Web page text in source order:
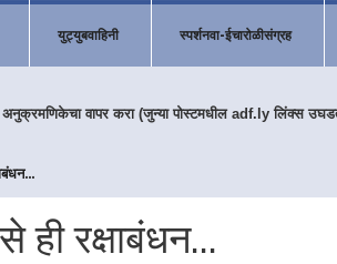
युट्युबवाहिनी स्पर्शनवा-ईचारोळीसंग्रह
अनुक्रमणिकेचा वापर करा (जुन्या पोस्टमधील adf.ly लिंक्स
ही रक्षाबंधन...